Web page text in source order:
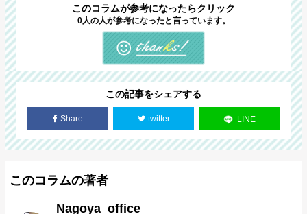
このコラムが参考になったらクリック
0人の人が参考になったと言っています。
この記事をシェアする
Share twitter LINE
このコラムの著者
Nagoya_office